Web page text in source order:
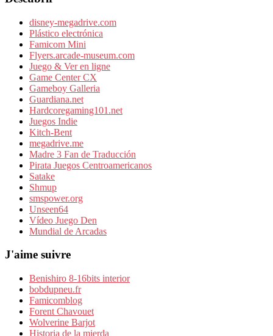
disney-megadrive.com
Plástico electrónica
Famicom Mini
Flyers.arcade-museum.com
Juego & Ver en ligne
Game Center CX
Gameboy Galleria
Guardiana.net
Hardcoregaming101.net
Juegos Indie
Kitch-Bent
megadrive.me
Madre 3 Fan de Traducción
Pirata Juegos Centroamericanos
Satake
Shmup
smspower.org
Unseen64
Vídeo Juego Den
Mundial de Arcadas
J'aime suivre
Benishiro 8-16bits interior
bobdupneu.fr
Famicomblog
Forent Chavouet
Wolverine Barjot
Historia de la mierda